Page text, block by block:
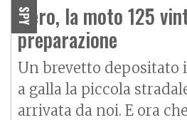
SPY
Hero, la moto 125
preparazione
Un brevetto
a galla la piccola
arrivata da noi. E ora